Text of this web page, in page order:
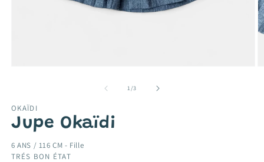
dans
fenêtre
modale
1/de
3
OKAÏDI
Jupe Okaïdi
6 ANS / 116 CM - Fille
TRÉS BON ÉTAT